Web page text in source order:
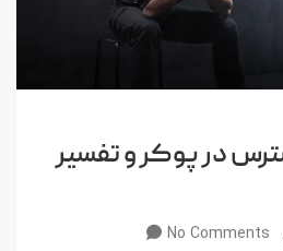
در پوکر و تفسیر
No Comments